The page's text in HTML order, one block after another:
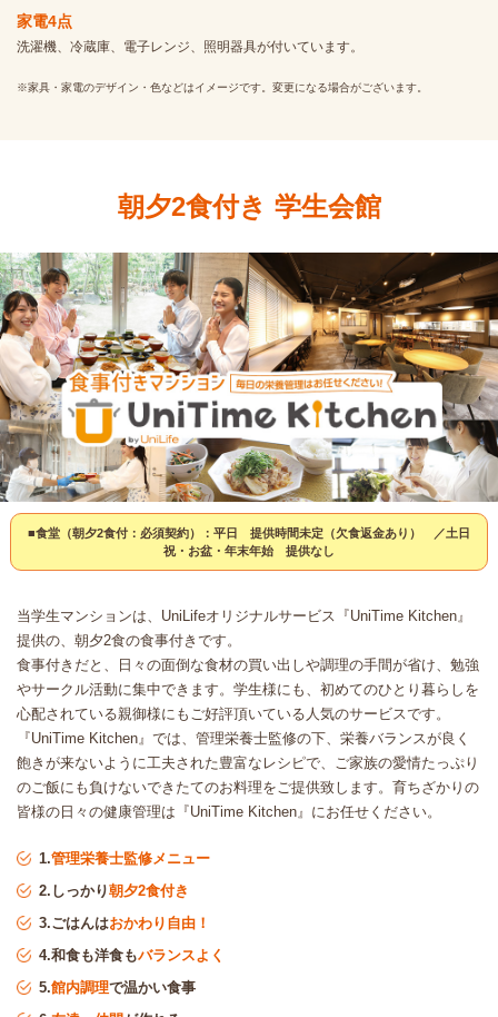
家電4点
洗濯機、冷蔵庫、電子レンジ、照明器具が付いています。
※家具・家電のデザイン・色などはイメージです。変更になる場合がございます。
朝夕2食付き 学生会館
■食堂（朝夕2食付：必須契約）：平日 提供時間未定（欠食返金あり） ／土日
祝・お盆・年末年始 提供なし
当学生マンションは、UniLifeオリジナルサービス『UniTime Kitchen』
提供の、朝夕2食の食事付きです。
食事付きだと、日々の面倒な食材の買い出しや調理の手間が省け、勉強
やサークル活動に集中できます。学生様にも、初めてのひとり暮らしを
心配されている親御様にもご好評頂いている人気のサービスです。
『UniTime Kitchen』では、管理栄養士監修の下、栄養バランスが良く
飽きが来ないように工夫された豊富なレシピで、ご家族の愛情たっぷり
のご飯にも負けないできたてのお料理をご提供致します。育ちざかりの
皆様の日々の健康管理は『UniTime Kitchen』にお任せください。
1.管理栄養士監修メニュー
2.しっかり朝夕2食付き
3.ごはんはおかわり自由！
4.和食も洋食もバランスよく
5.館内調理で温かい食事